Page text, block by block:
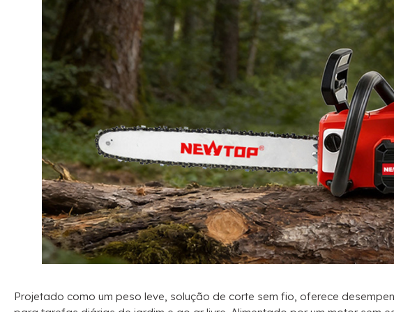
Projetado como um peso leve, solução de corte sem fio, oferece